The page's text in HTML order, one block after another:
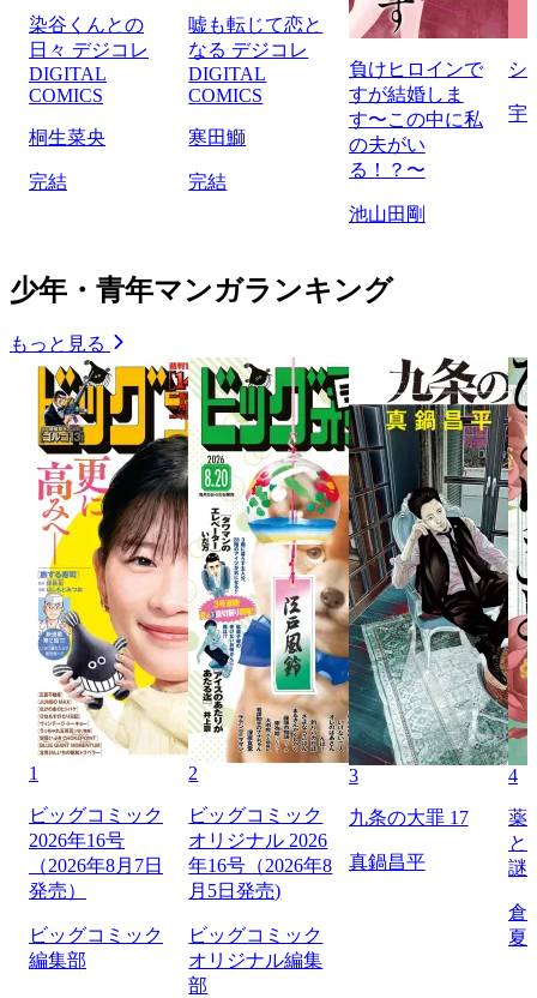
染谷くんとの
日々 デジコレ
DIGITAL
COMICS
桐生菜央
完結
嘘も転じて恋と
なる デジコレ
DIGITAL
COMICS
寒田鰤
完結
負けヒロインで
すが結婚しま
す〜この中に私
の夫がい
る！？〜
池山田剛
シ
宇
少年・青年マンガランキング
もっと見る
1
ビッグコミック
2026年16号
（2026年8月7日
発売）
ビッグコミック
編集部
2
ビッグコミック
オリジナル 2026
年16号（2026年8
月5日発売)
ビッグコミック
オリジナル編集
部
3
九条の大罪 17
真鍋昌平
4
薬
と
謎
倉
夏